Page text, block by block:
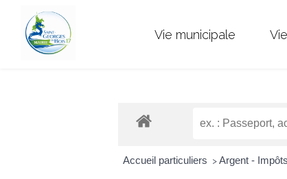
Vie municipale
Accueil particuliers > Argent -